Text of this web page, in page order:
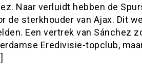
Naar verluidt hebben de
de sterkhouder van Ajax. Dit
Een vertrek van Sánchez
Eredivisie-topclub,